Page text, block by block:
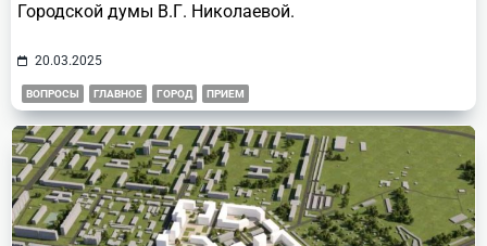
Городской думы В.Г. Николаевой.
20.03.2025
ВОПРОСЫ ГЛАВНОЕ ГОРОД ПРИЕМ